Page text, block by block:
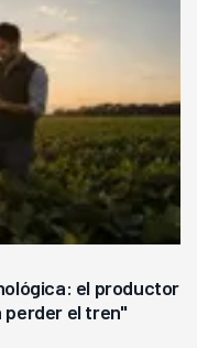
el productor
perder el tren"